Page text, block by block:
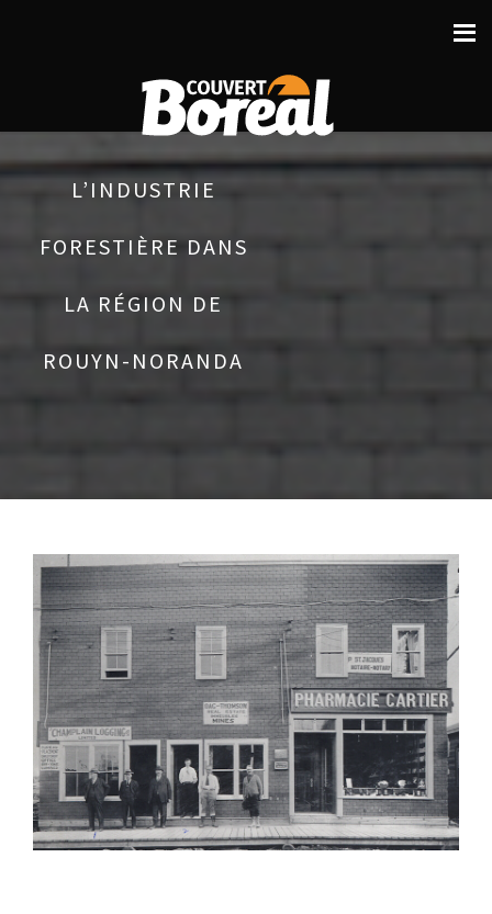
L’INDUSTRIE
FORESTIÈRE DANS
LA RÉGION DE
ROUYN-NORANDA